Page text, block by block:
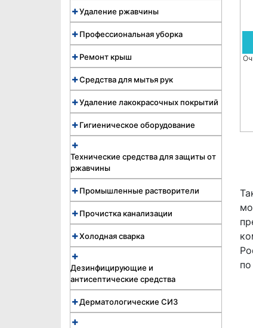
Удаление ржавчины
Профессиональная уборка
Ремонт крыш
Средства для мытья рук
Удаление лакокрасочных покрытий
Гигиеническое оборудование
Технические средства для защиты от
ржавчины
Промышленные растворители
Прочистка канализации
Холодная сварка
Дезинфицирующие и
антисептические средства
Дерматологические СИЗ